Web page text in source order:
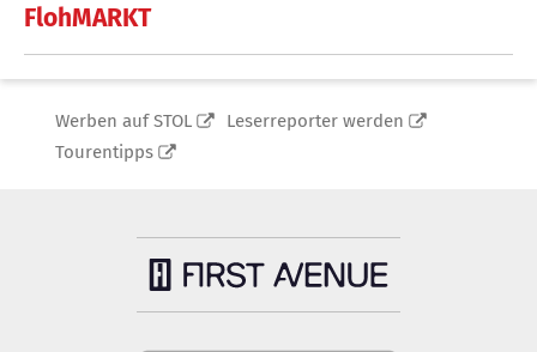
FlohMARKT
Werben auf STOL
Leserreporter werden
Tourentipps